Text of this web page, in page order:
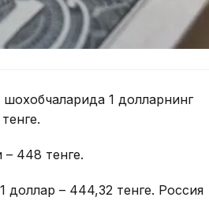
1 долларнинг
448 тенге.
доллар – 444,32 тенге. Россия